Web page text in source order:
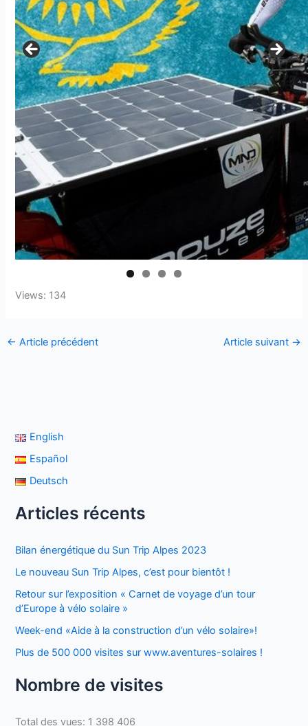
Views: 134
← Article précédent Article suivant →
English
Español
Deutsch
Articles récents
Bilan énergétique du Sun Trip Alpes 2023
Le nouveau Sun Trip Alpes, c’est pour bientôt !
Retour sur l’exposition « Carnet de voyage d’un tour
d’Europe à vélo solaire »
Week-end «Aide à la construction d’un vélo solaire»!
Plus de 500 000 visites sur www.aventures-solaires !
Nombre de visites
Total des vues: 1 398 406